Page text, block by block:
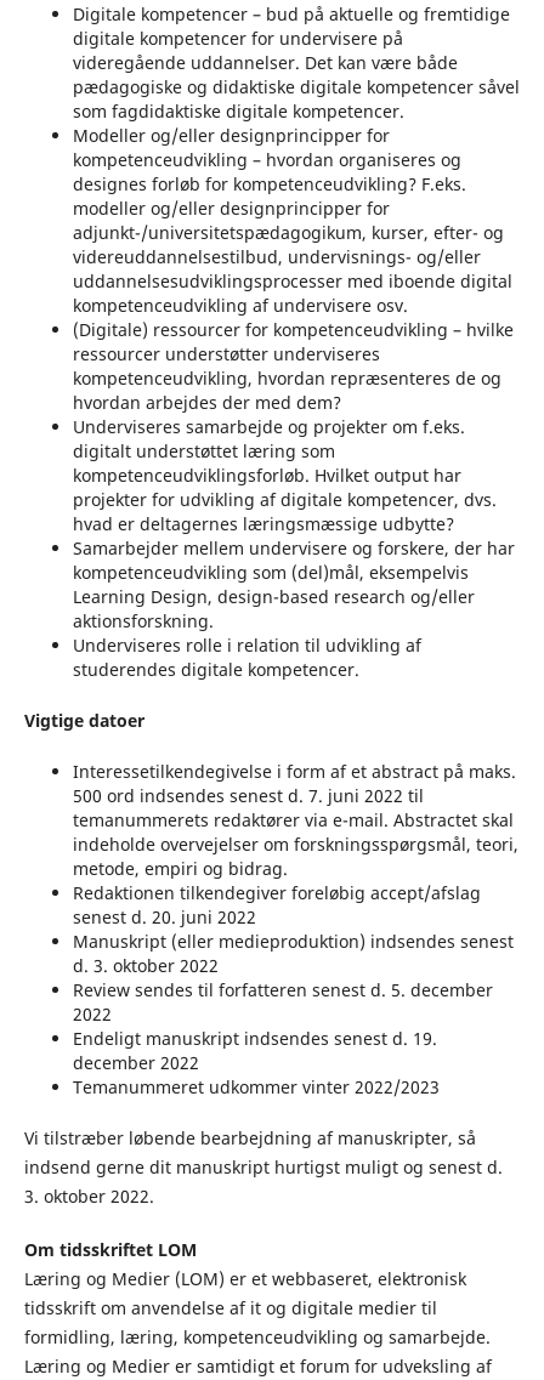
Digitale kompetencer – bud på aktuelle og fremtidige
digitale kompetencer for undervisere på
videregående uddannelser. Det kan være både
pædagogiske og didaktiske digitale kompetencer såvel
som fagdidaktiske digitale kompetencer.
Modeller og/eller designprincipper for
kompetenceudvikling – hvordan organiseres og
designes forløb for kompetenceudvikling? F.eks.
modeller og/eller designprincipper for
adjunkt-/universitetspædagogikum, kurser, efter- og
videreuddannelsestilbud, undervisnings- og/eller
uddannelsesudviklingsprocesser med iboende digital
kompetenceudvikling af undervisere osv.
(Digitale) ressourcer for kompetenceudvikling – hvilke
ressourcer understøtter underviseres
kompetenceudvikling, hvordan repræsenteres de og
hvordan arbejdes der med dem?
Underviseres samarbejde og projekter om f.eks.
digitalt understøttet læring som
kompetenceudviklingsforløb. Hvilket output har
projekter for udvikling af digitale kompetencer, dvs.
hvad er deltagernes læringsmæssige udbytte?
Samarbejder mellem undervisere og forskere, der har
kompetenceudvikling som (del)mål, eksempelvis
Learning Design, design-based research og/eller
aktionsforskning.
Underviseres rolle i relation til udvikling af
studerendes digitale kompetencer.
Vigtige datoer
Interessetilkendegivelse i form af et abstract på maks.
500 ord indsendes senest d. 7. juni 2022 til
temanummerets redaktører via e-mail. Abstractet skal
indeholde overvejelser om forskningsspørgsmål, teori,
metode, empiri og bidrag.
Redaktionen tilkendegiver foreløbig accept/afslag
senest d. 20. juni 2022
Manuskript (eller medieproduktion) indsendes senest
d. 3. oktober 2022
Review sendes til forfatteren senest d. 5. december
2022
Endeligt manuskript indsendes senest d. 19.
december 2022
Temanummeret udkommer vinter 2022/2023
Vi tilstræber løbende bearbejdning af manuskripter, så
indsend gerne dit manuskript hurtigst muligt og senest d.
3. oktober 2022.
Om tidsskriftet LOM
Læring og Medier (LOM) er et webbaseret, elektronisk
tidsskrift om anvendelse af it og digitale medier til
formidling, læring, kompetenceudvikling og samarbejde.
Læring og Medier er samtidigt et forum for udveksling af